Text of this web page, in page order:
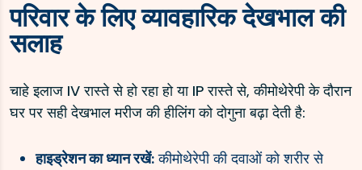
परिवार के लिए व्यावहारिक देखभाल की
सलाह
चाहे इलाज IV रास्ते से हो रहा हो या IP रास्ते से, कीमोथेरेपी के दौरान
घर पर सही देखभाल मरीज की हीलिंग को दोगुना बढ़ा देती है:
हाइड्रेशन का ध्यान रखें:कीमोथेरेपी की दवाओं को शरीर से